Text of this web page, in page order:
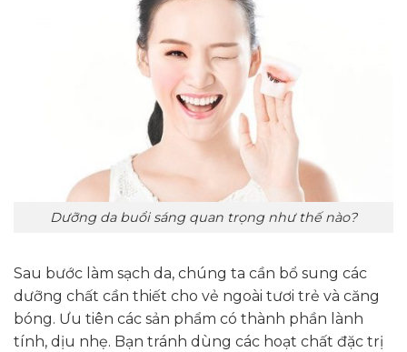
Dưỡng da buổi sáng quan trọng như thế nào?
Sau bước làm sạch da, chúng ta cần bổ sung các
dưỡng chất cần thiết cho vẻ ngoài tươi trẻ và căng
bóng. Ưu tiên các sản phẩm có thành phần lành
tính, dịu nhẹ. Bạn tránh dùng các hoạt chất đặc trị